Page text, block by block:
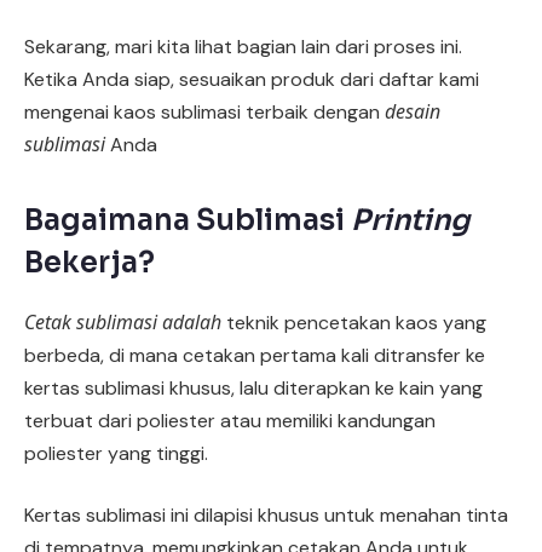
Sekarang, mari kita lihat bagian lain dari proses ini.
Ketika Anda siap, sesuaikan produk dari daftar kami
mengenai kaos sublimasi terbaik dengan desain
sublimasiAnda
Bagaimana Sublimasi Printing
Bekerja?
Cetak sublimasi adalah teknik pencetakan kaos yang
berbeda, di mana cetakan pertama kali ditransfer ke
kertas sublimasi khusus, lalu diterapkan ke kain yang
terbuat dari poliester atau memiliki kandungan
poliester yang tinggi.
Kertas sublimasi ini dilapisi khusus untuk menahan tinta